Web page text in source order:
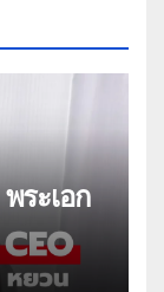
ระเอก